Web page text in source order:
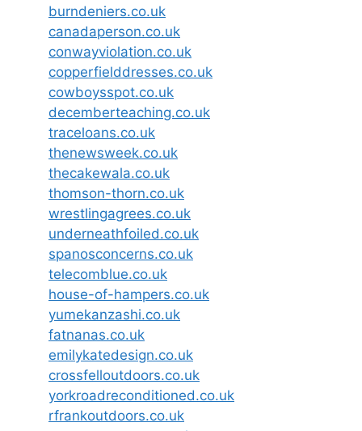
burndeniers.co.uk
canadaperson.co.uk
conwayviolation.co.uk
copperfielddresses.co.uk
cowboysspot.co.uk
decemberteaching.co.uk
traceloans.co.uk
thenewsweek.co.uk
thecakewala.co.uk
thomson-thorn.co.uk
wrestlingagrees.co.uk
underneathfoiled.co.uk
spanosconcerns.co.uk
telecomblue.co.uk
house-of-hampers.co.uk
yumekanzashi.co.uk
fatnanas.co.uk
emilykatedesign.co.uk
crossfelloutdoors.co.uk
yorkroadreconditioned.co.uk
rfrankoutdoors.co.uk